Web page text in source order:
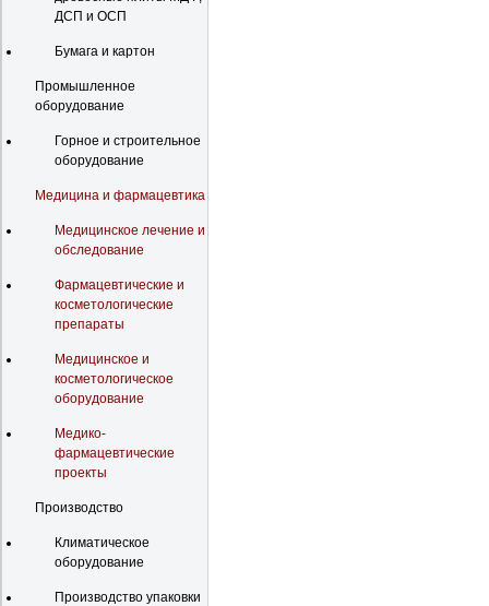
ДСП и ОСП
Бумага и картон
Промышленное
оборудование
Горное и строительное
оборудование
Медицина и фармацевтика
Медицинское лечение и
обследование
Фармацевтические и
косметологические
препараты
Медицинское и
косметологическое
оборудование
Медико-
фармацевтические
проекты
Производство
Климатическое
оборудование
Производство упаковки